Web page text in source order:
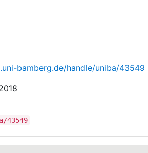
bamberg.de/handle/uniba/43549
43549